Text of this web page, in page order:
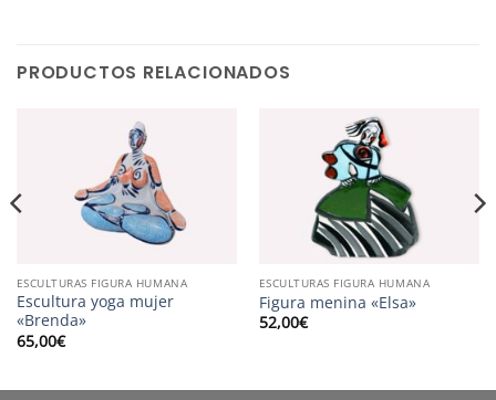
PRODUCTOS RELACIONADOS
ESCULTURAS FIGURA HUMANA
Escultura yoga mujer
«Brenda»
65,00€
ESCULTURAS FIGURA HUMANA
Figura menina «Elsa»
52,00€